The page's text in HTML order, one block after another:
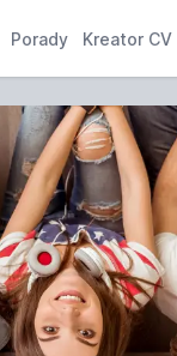
Porady Kreator CV